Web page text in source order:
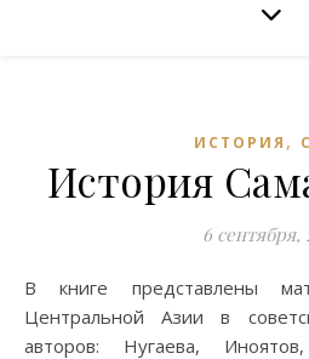
ИСТОРИЯ ,
История
6 сентября,
В книге представлены материалы по истории
Центральной Азии в
авторов: Нугаева,